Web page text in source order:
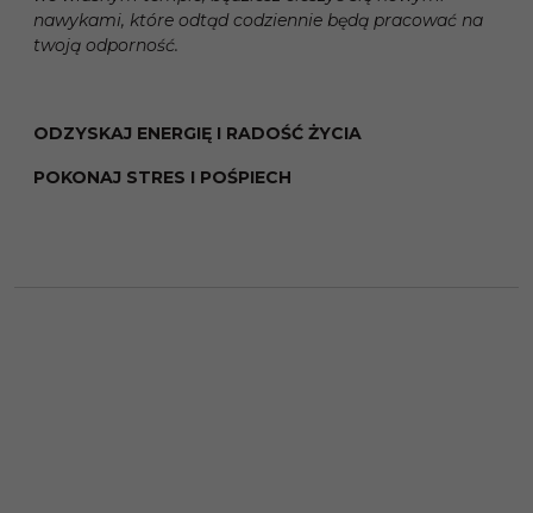
nawykami, które odtąd codziennie będą pracować na
twoją odporność.
ODZYSKAJ ENERGIĘ I RADOŚĆ ŻYCIA
POKONAJ STRES I POŚPIECH